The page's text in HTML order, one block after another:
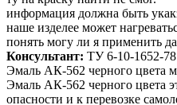
информация должна быть
наше изделее может
понять могу ли я применить
Консультант: ТУ 6-10-1652-78
Эмаль АК-562 черного цвета
Эмаль АК-562 черного цвета
опасности и к перевозке